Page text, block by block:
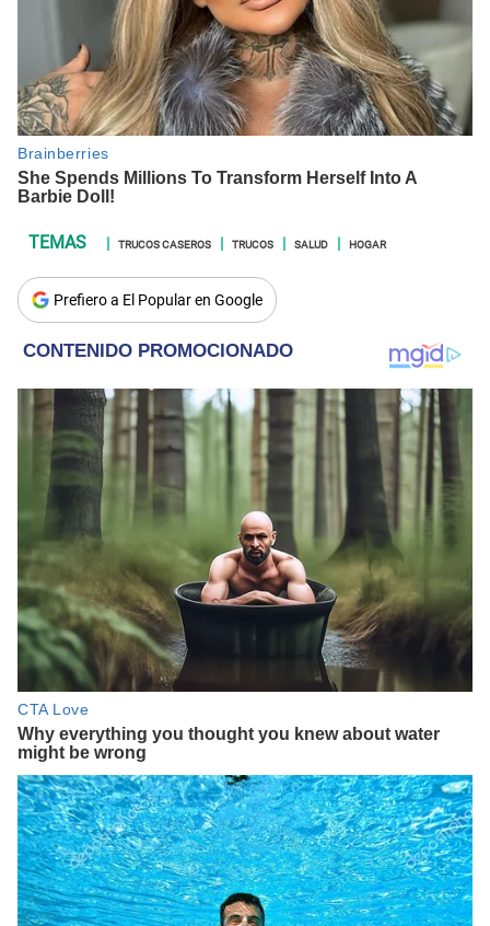
TRUCOS CASEROS TRUCOS SALUD HOGAR
Prefiero a El Popular en Google